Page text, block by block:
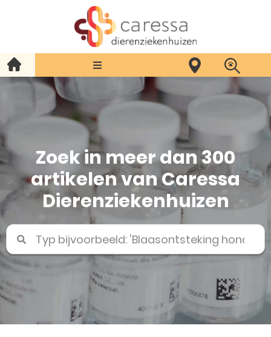
Zoek in meer dan 300
artikelen van Caressa
Dierenziekenhuizen